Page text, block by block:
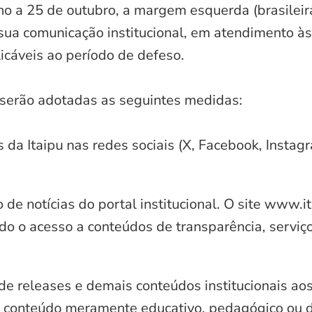
a 25 de outubro, a margem esquerda
comunicação institucional, em atendimento
ao período de defeso.
adotadas as seguintes medidas:
da Itaipu nas redes sociais (X, Facebook,
de notícias do portal institucional. O site
o acesso a conteúdos de transparência,
releases e demais conteúdos institucionais
meramente educativo, pedagógico ou